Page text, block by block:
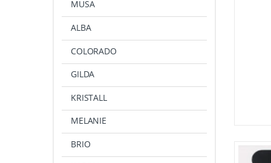
MUSA
ALBA
COLORADO
GILDA
KRISTALL
MELANIE
BRIO